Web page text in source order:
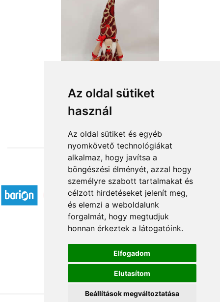
Az oldal sütiket
használ
Az oldal sütiket és egyéb
nyomkövető technológiákat
alkalmaz, hogy javítsa a
böngészési élményét, azzal hogy
személyre szabott tartalmakat és
célzott hirdetéseket jelenít meg,
és elemzi a weboldalunk
forgalmát, hogy megtudjuk
honnan érkeztek a látogatóink.
Elfogadom
Elutasítom
Beállítások megváltoztatása
Piros manólány
12 640 Ft-tól
Elfogadott fizetési módok
Á.SZ.F.
Impresszum
Adatkezelési tájékoztató